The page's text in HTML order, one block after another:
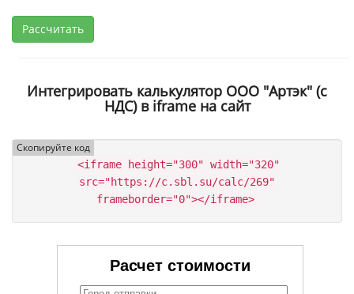
Рассчитать
Интегрировать калькулятор ООО "Артэк" (с
НДС) в iframe на сайт
Скопируйте код
<iframe height="300" width="320"
src="https://c.sbl.su/calc/269"
frameborder="0"></iframe>